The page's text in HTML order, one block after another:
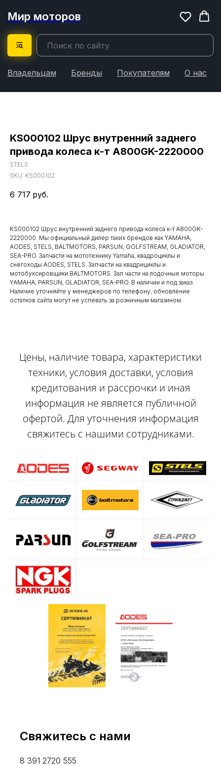
Мир моторов
Владельцам Бренды Покупателям О нас
KS000102 Шрус внутренний заднего
привода колеса к-т A800GK-2220000
STELS
SKU: KS000102
6 717 руб.
KS000102 Шрус внутренний заднего привода колеса к-т A800GK-
2220000. Мы официальный дилер таких брендов как YAMAHA,
AODES, STELS, BALTMOTORS, PARSUN, GOLFSTREAM, GLADIATOR,
SEA-PRO. Запчасти на мототехнику Yamaha, квадроциклы и
снегоходы AODES, STELS. Запчасти на квадрициклы и
мотобуксировщики BALTMOTORS. Зап части на лодочные моторы
YAMAHA, PARSUN, GLADIATOR, SEA-PRO. В наличии и под заказ.
Наличие уточняйте у менеджеров по телефону, обновление
остатков сайта могут не успевать за розничным магазином.
Цены, наличие товара, характеристики
техники, условия доставки, условия
кредитования и рассрочки и иная
информация не является публичной
офертой. Для уточнения информация
свяжитесь с нашими сотрудниками.
Свяжитесь с нами
8 391 2720 555